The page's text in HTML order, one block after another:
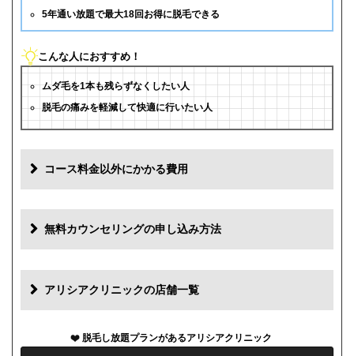
5年通い放題で最大18回お得に脱毛できる
こんな人におすすめ！
ムダ毛を1本も残らずなくしたい人
脱毛の痛みを軽減して快適に行いたい人
コース料金以外にかかる費用
初診料 0円
再診料 0円
薬代 0円
無料カウンセリングの申し込み方法
アリシアクリニックの店舗一覧
脱毛し放題プランがあるアリシアクリニック